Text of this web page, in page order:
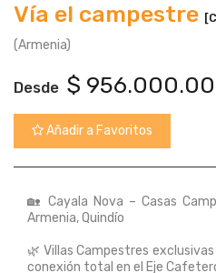
Vía el campestre
(Armenia)
Desde $
Añadir a Favoritos
🏡 Cayala Nova – Casas
Armenia, Quindío
🌿 Villas Campestres
conexión total en el Eje